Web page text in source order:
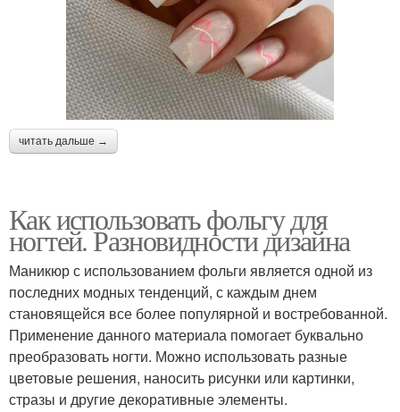
читать дальше →
Как использовать фольгу для
ногтей. Разновидности дизайна
Маникюр с использованием фольги является одной из
последних модных тенденций, с каждым днем
становящейся все более популярной и востребованной.
Применение данного материала помогает буквально
преобразовать ногти. Можно использовать разные
цветовые решения, наносить рисунки или картинки,
стразы и другие декоративные элементы.